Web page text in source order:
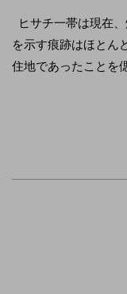
ヒサチ一帯は現在
を示す痕跡はほとん
住地であったことを
（次